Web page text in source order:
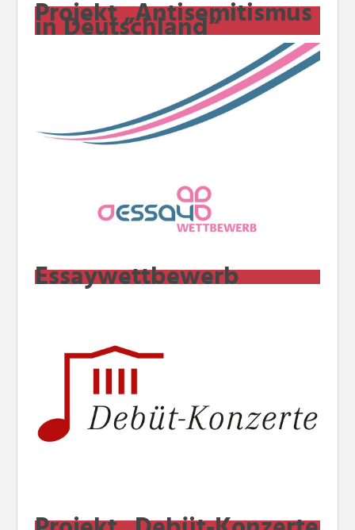
Projekt „Antisemitismus
in Deutschland“
Essaywettbewerb